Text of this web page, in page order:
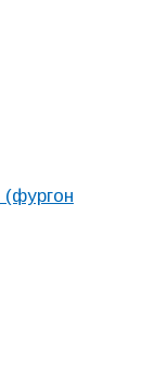
(фургон